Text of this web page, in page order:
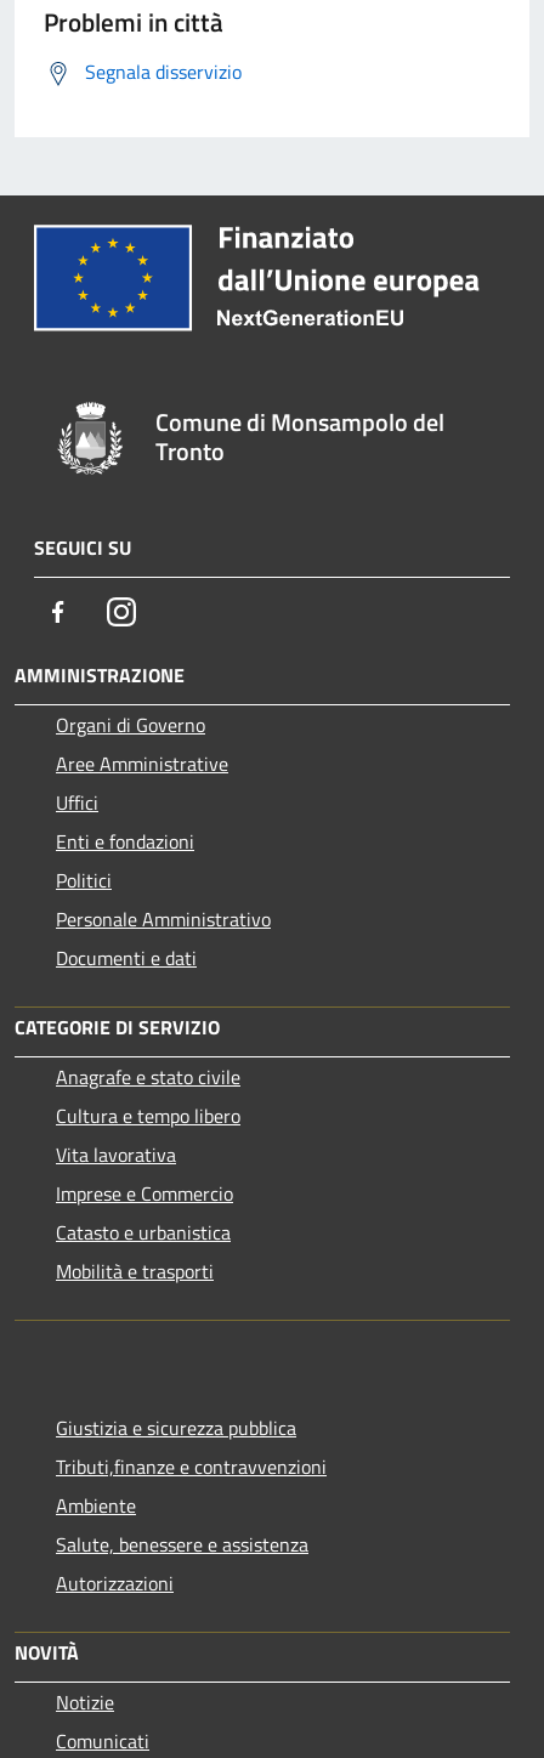
Problemi in città
Segnala disservizio
Comune di Monsampolo del
Tronto
SEGUICI SU
FacebookInstagram
AMMINISTRAZIONE
Organi di Governo
Aree Amministrative
Uffici
Enti e fondazioni
Politici
Personale Amministrativo
Documenti e dati
CATEGORIE DI SERVIZIO
Anagrafe e stato civile
Cultura e tempo libero
Vita lavorativa
Imprese e Commercio
Catasto e urbanistica
Mobilità e trasporti
Giustizia e sicurezza pubblica
Tributi,finanze e contravvenzioni
Ambiente
Salute, benessere e assistenza
Autorizzazioni
NOVITÀ
Notizie
Comunicati